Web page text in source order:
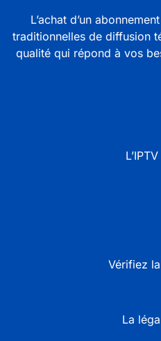
L’achat d’un
traditionnelles de diffusion
qualité qui répond à vos
Vérifiez
La